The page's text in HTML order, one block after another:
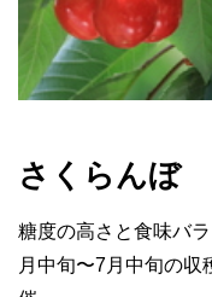
さくらんぼ
糖度の高さと食味バ
月中旬〜7月中旬の収